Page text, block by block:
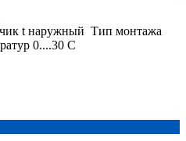
t наружный Тип монтажа
0....30 С